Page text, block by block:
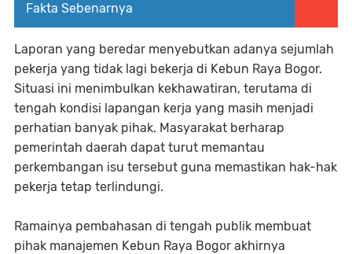
Fakta Sebenarnya
Laporan yang beredar menyebutkan adanya sejumlah
pekerja yang tidak lagi bekerja di Kebun Raya Bogor.
Situasi ini menimbulkan kekhawatiran, terutama di
tengah kondisi lapangan kerja yang masih menjadi
perhatian banyak pihak. Masyarakat berharap
pemerintah daerah dapat turut memantau
perkembangan isu tersebut guna memastikan hak-hak
pekerja tetap terlindungi.
Ramainya pembahasan di tengah publik membuat
pihak manajemen Kebun Raya Bogor akhirnya